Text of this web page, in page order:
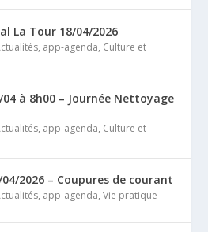
La Tour 18/04/2026
, app-agenda, Culture et
à 8h00 – Journée Nettoyage
, app-agenda, Culture et
2026 – Coupures de courant
, app-agenda,Vie pratique